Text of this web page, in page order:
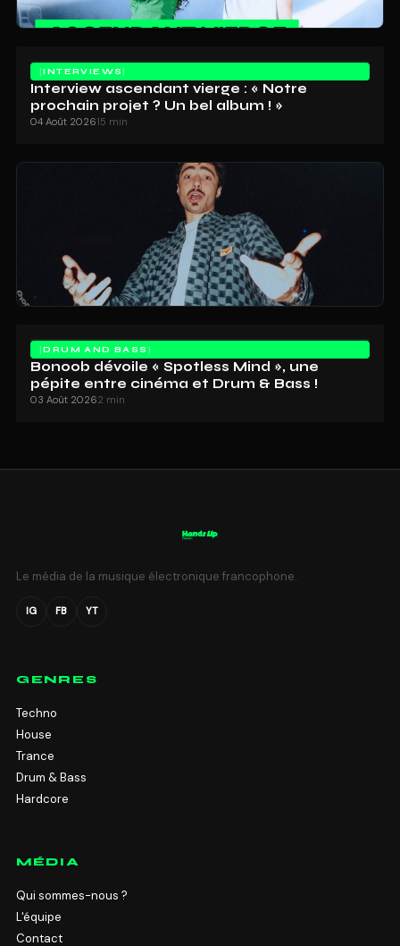
INTERVIEWS
Interview ascendant vierge : « Notre
prochain projet ? Un bel album ! »
04 Août 202615 min
DRUM AND BASS
Bonoob dévoile « Spotless Mind », une
pépite entre cinéma et Drum & Bass !
03 Août 20262 min
Le média de la musique électronique francophone.
IG FB YT
GENRES
Techno
House
Trance
Drum & Bass
Hardcore
MÉDIA
Qui sommes-nous ?
L'équipe
Contact